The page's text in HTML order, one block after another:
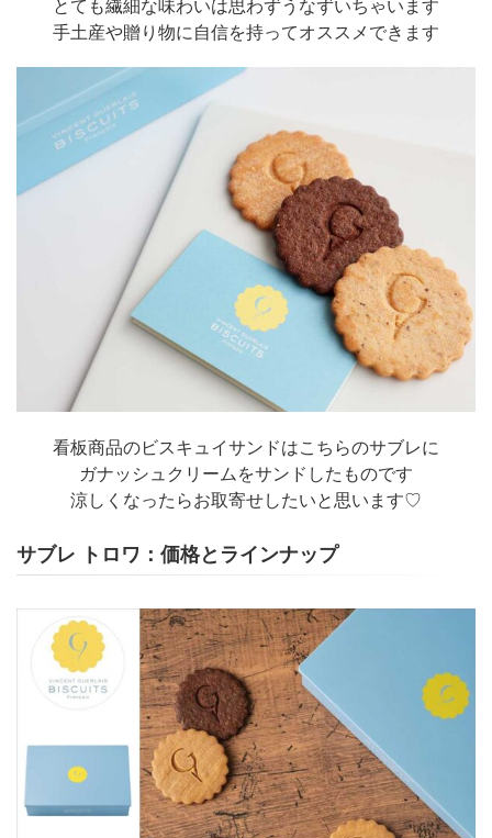
手土産や贈り物に自信を持ってオススメできます
看板商品のビスキュイサンドはこちらのサブレに
ガナッシュクリームをサンドしたものです
涼しくなったらお取寄せしたいと思います♡
サブレ トロワ：価格とラインナップ